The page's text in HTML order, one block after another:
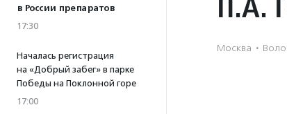
в России препаратов
17:30
Началась регистрация
на «Добрый забег» в парке
Победы на Поклонной горе
17:00
Москва ·